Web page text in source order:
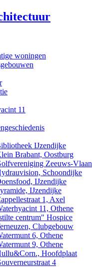
woningen
11
IJzendijke
Brabant, Oostburg
Zeeuws-
Schoondijke
IJzendijke
IJzendijke
1, Axel
11, Othene
centrum" Hospice
Clubgebouw
6, Othene
9, Othene
Hoofdplaat
4